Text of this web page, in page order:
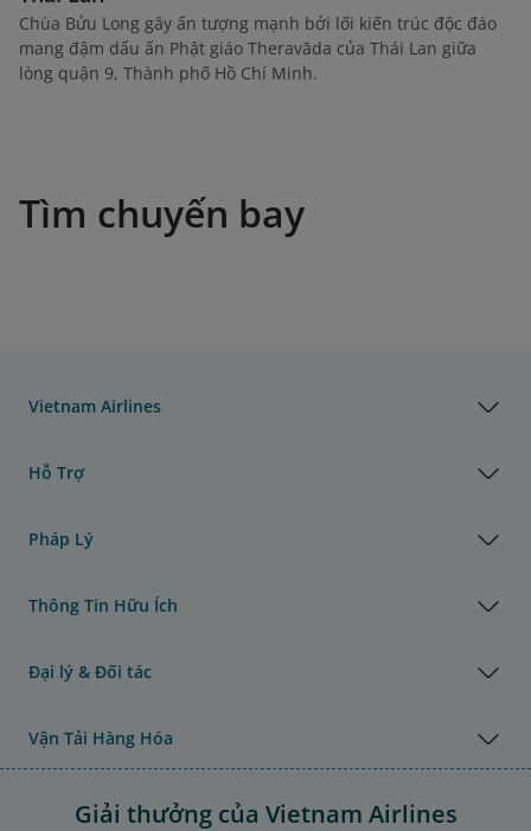
Chùa Bửu Long gây ấn tượng mạnh bởi lối kiến trúc độc đáo
mang đậm dấu ấn Phật giáo Theravāda của Thái Lan giữa
lòng quận 9, Thành phố Hồ Chí Minh.
Tìm chuyến bay
Vietnam Airlines
Hỗ Trợ
Pháp Lý
Thông Tin Hữu Ích
Đại lý & Đối tác
Vận Tải Hàng Hóa
Giải thưởng của Vietnam Airlines